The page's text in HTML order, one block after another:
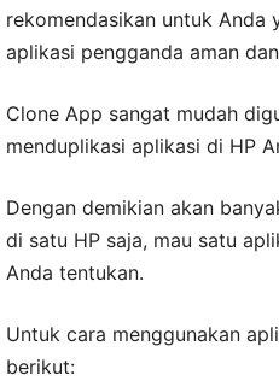
rekomendasikan untuk Anda
aplikasi pengganda aman
Clone App sangat mudah
menduplikasi aplikasi di HP
Dengan demikian akan
di satu HP saja, mau satu
Anda tentukan.
Untuk cara menggunakan
berikut: